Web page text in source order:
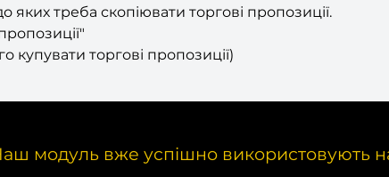
яких треба скопіювати торгові пропозиції.
купувати торгові пропозиції)
модуль вже успішно використовують